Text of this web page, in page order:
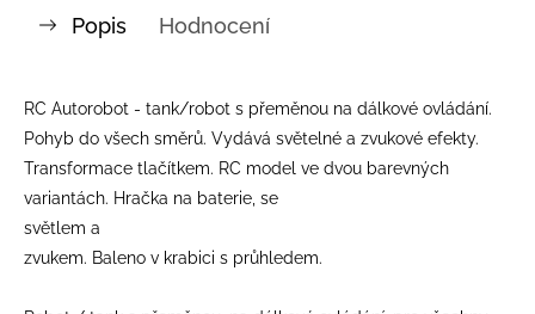
Popis Hodnocení
RC Autorobot - tank/robot s přeměnou na dálkové ovládání.
Pohyb do všech směrů. Vydává světelné a zvukové efekty.
Transformace tlačítkem. RC model ve dvou barevných
variantách. Hračka na baterie, se
světlem a
zvukem. Baleno v krabici s průhledem.